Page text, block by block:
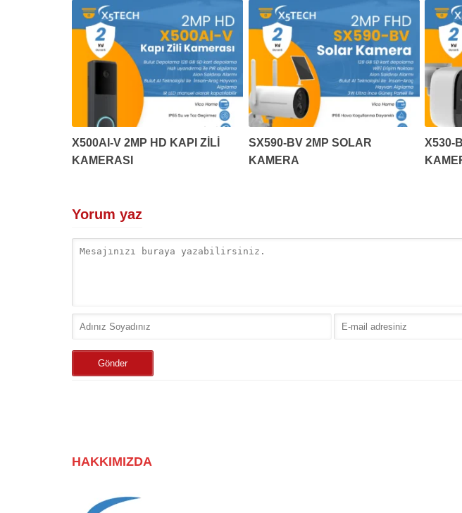
X500AI-V 2MP HD KAPI ZİLİ
KAMERASI
SX590-BV 2MP SOLAR
KAMERA
X530-
Yorum yaz
HAKKIMIZDA